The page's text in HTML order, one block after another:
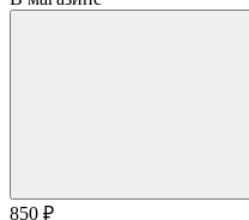
850 ₽